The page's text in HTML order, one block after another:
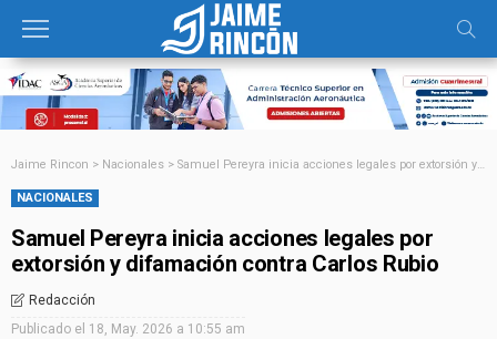
Jaime Rincon > Nacionales > Samuel Pereyra inicia acciones legales por extorsión y difamación contra Carlos Rubio
NACIONALES
Samuel Pereyra inicia acciones legales por
extorsión y difamación contra Carlos Rubio
Redacción
Publicado el 18, May. 2026 a 10:55 am